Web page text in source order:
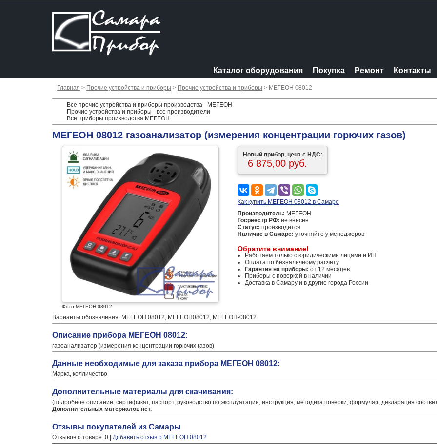
Каталог оборудования Покупка Ремонт Контакты
Главная > Прочие устройства и приборы > Прочие устройства и приборы > МЕГЕОН 08012
Все прочие устройства и приборы производства - МЕГЕОН
Прочие устройства и приборы - все производители
Все приборы производства МЕГЕОН
МЕГЕОН 08012 газоанализатор (измерения концентрации горючих газов)
Фото МЕГЕОН 08012
Новый прибор, цена с НДС:
6 875,00 руб.
Как купить МЕГЕОН 08012 в Самаре
Производитель: МЕГЕОН
Госреестр РФ: не внесен
Статус: производится
Наличие в Самаре: уточняйте у менеджеров
Обратите внимание!
Работаем только с юридическими лицами и ИП
Оплата по безналичному расчету
Гарантия на приборы: от 12 месяцев
Приборы с поверкой в наличии
Доставка в Самару и в другие города России
Варианты обозначения: МЕГЕОН 08012, МЕГЕОН08012, МЕГЕОН-08012
Описание прибора МЕГЕОН 08012:
газоанализатор (измерения концентрации горючих газов)
Данные необходимые для заказа прибора МЕГЕОН 08012:
Марка, колличество
Дополнительные материалы для скачивания:
(подробное описание, сертификат, паспорт, руководство по эксплуатации, инструкция, методика поверки, формуляр, декларация
Дополнительных материалов нет.
Отзывы покупателей из Самары
Отзывов о товаре: 0 | Добавить отзыв о МЕГЕОН 08012